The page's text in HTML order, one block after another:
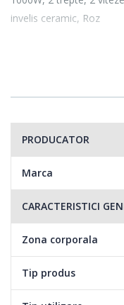
invelis ceramic, Roz
PRODUCATOR
Marca
CARACTERISTICI
Zona corporala
Tip produs